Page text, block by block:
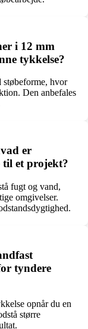
i 12 mm
tykkelse?
støbeforme, hvor
Den anbefales
er
til et projekt?
fugt og vand,
omgivelser.
tyndere
opnår du en
større